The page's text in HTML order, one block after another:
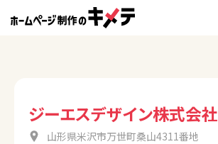
ジーエスデザイン株式会社
山形県米沢市万世町桑山4311番地